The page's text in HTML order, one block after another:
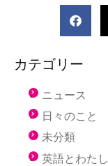
カテゴリー
ニュース
日々のこと
未分類
英語とわたし